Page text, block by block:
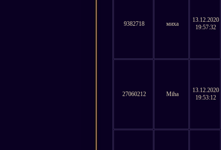
9382718 миха
13.12.2020
19:57:32
27060212 Miha
13.12.2020
19:53:12